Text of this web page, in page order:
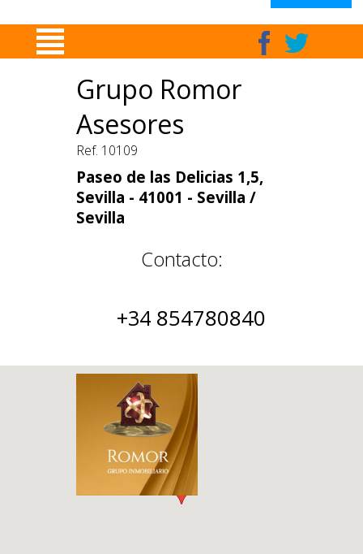
Grupo Romor
Asesores
Ref. 10109
Paseo de las Delicias 1,5,
Sevilla - 41001 - Sevilla /
Sevilla
Contacto:
+34 854780840